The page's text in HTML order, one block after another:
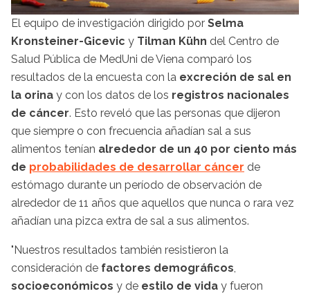
El equipo de investigación dirigido por Selma
Kronsteiner-Gicevic y Tilman Kühn del Centro de
Salud Pública de MedUni de Viena comparó los
resultados de la encuesta con la excreción de sal en
la orina y con los datos de los registros nacionales
de cáncer. Esto reveló que las personas que dijeron
que siempre o con frecuencia añadían sal a sus
alimentos tenían alrededor de un 40 por ciento más
de probabilidades de desarrollar cáncer de
estómago durante un período de observación de
alrededor de 11 años que aquellos que nunca o rara vez
añadían una pizca extra de sal a sus alimentos.
"Nuestros resultados también resistieron la
consideración de factores demográficos,
socioeconómicos y de estilo de vida y fueron